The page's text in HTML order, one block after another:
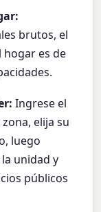
brutos, el
hogar es de
Ingrese el
elija su
luego
unidad y
públicos